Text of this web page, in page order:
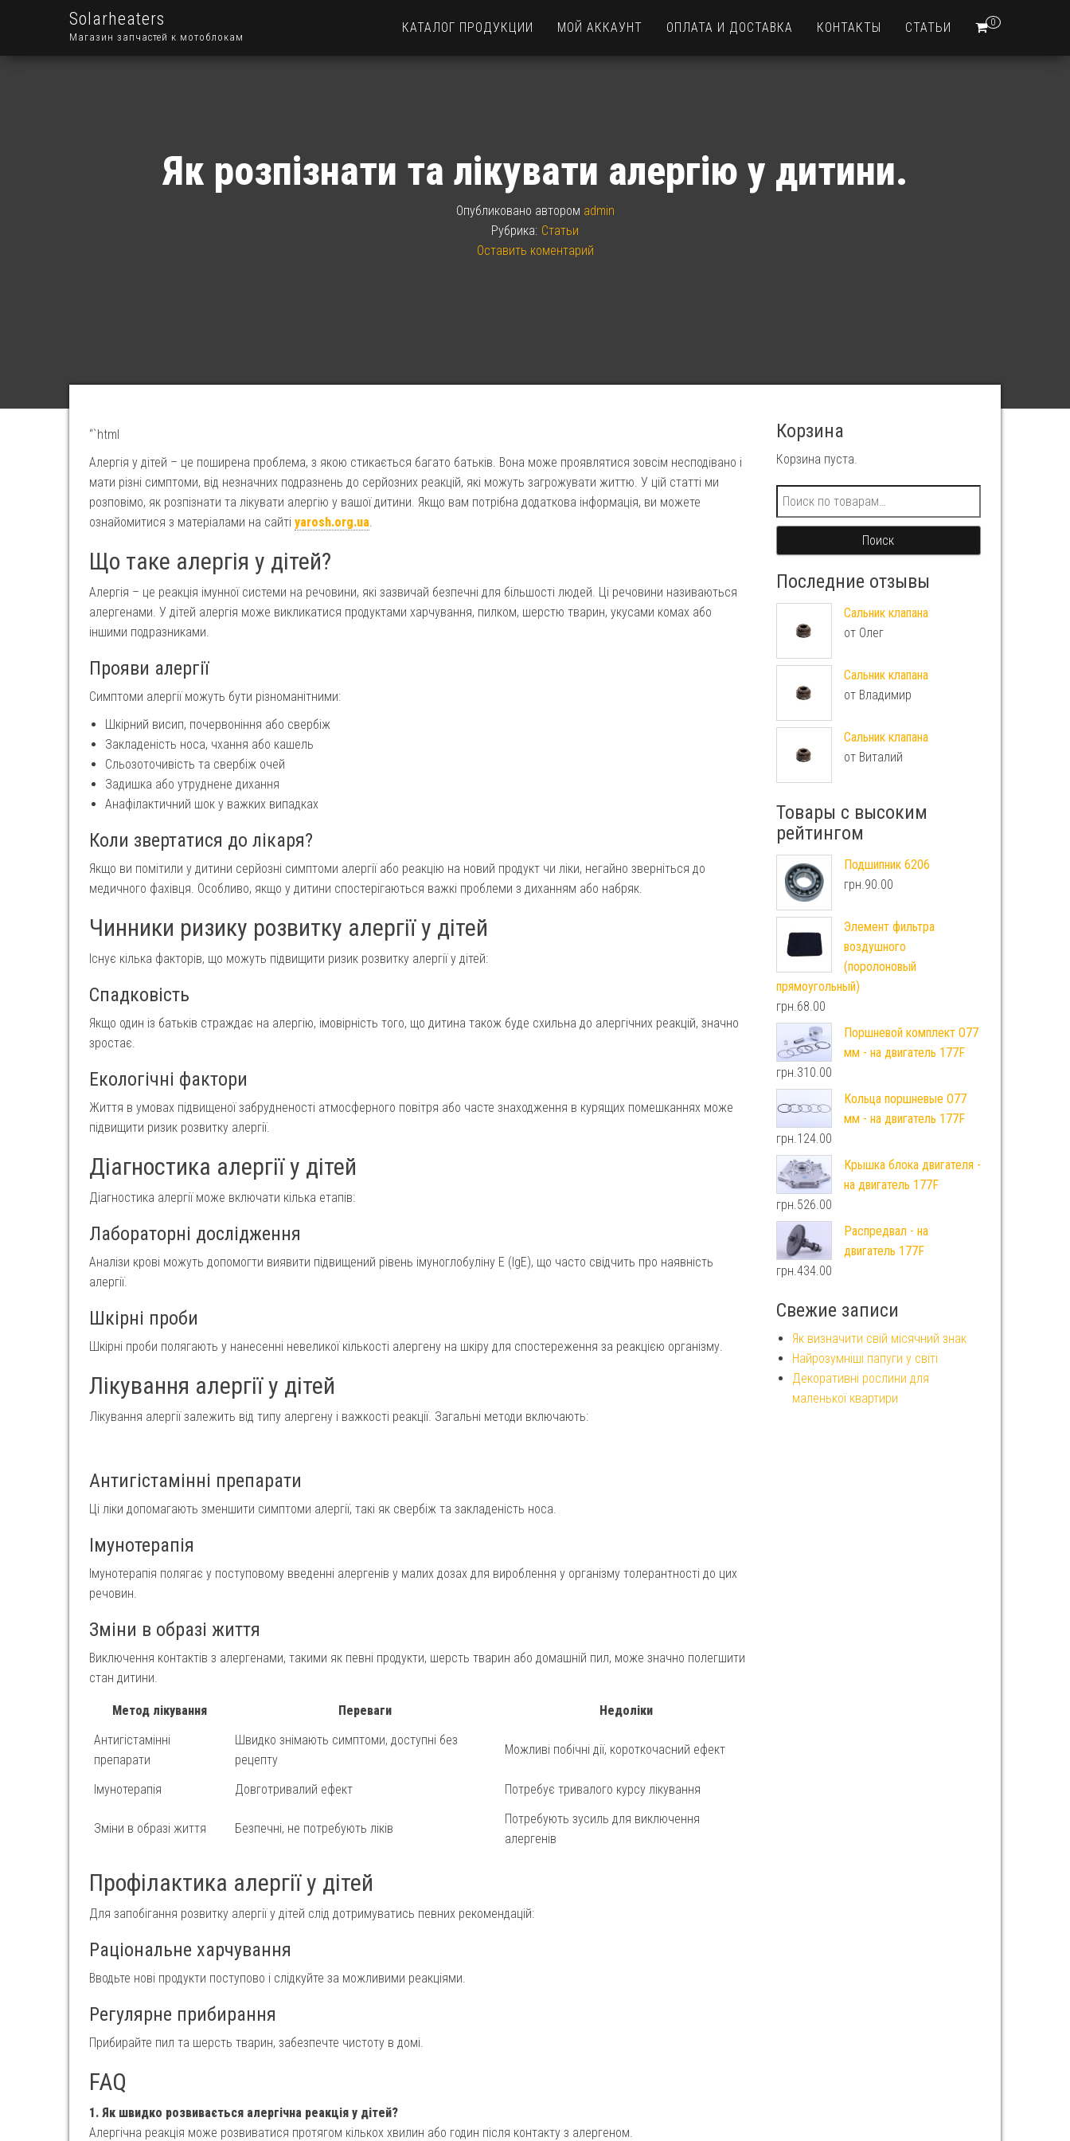
Solarheaters
Магазин запчастей к мотоблокам
0
КАТАЛОГ ПРОДУКЦИИ МОЙ АККАУНТ ОПЛАТА И ДОСТАВКА КОНТАКТЫ СТАТЬИ
Як розпізнати та лікувати алергію у дитини.
Опубликовано автором admin
Рубрика: Статьи
Оставить коментарий
“`html
Алергія у дітей – це поширена проблема, з якою стикається багато батьків. Вона може проявлятися зовсім несподівано і
мати різні симптоми, від незначних подразнень до серйозних реакцій, які можуть загрожувати життю. У цій статті ми
розповімо, як розпізнати та лікувати алергію у вашої дитини. Якщо вам потрібна додаткова інформація, ви можете
ознайомитися з матеріалами на сайті yarosh.org.ua.
Що таке алергія у дітей?
Алергія – це реакція імунної системи на речовини, які зазвичай безпечні для більшості людей. Ці речовини називаються
алергенами. У дітей алергія може викликатися продуктами харчування, пилком, шерстю тварин, укусами комах або
іншими подразниками.
Прояви алергії
Симптоми алергії можуть бути різноманітними:
Шкірний висип, почервоніння або свербіж
Закладеність носа, чхання або кашель
Сльозоточивість та свербіж очей
Задишка або утруднене дихання
Анафілактичний шок у важких випадках
Коли звертатися до лікаря?
Якщо ви помітили у дитини серйозні симптоми алергії або реакцію на новий продукт чи ліки, негайно зверніться до
медичного фахівця. Особливо, якщо у дитини спостерігаються важкі проблеми з диханням або набряк.
Чинники ризику розвитку алергії у дітей
Існує кілька факторів, що можуть підвищити ризик розвитку алергії у дітей:
Спадковість
Якщо один із батьків страждає на алергію, імовірність того, що дитина також буде схильна до алергічних реакцій, значно
зростає.
Екологічні фактори
Життя в умовах підвищеної забрудненості атмосферного повітря або часте знаходження в курящих помешканнях може
підвищити ризик розвитку алергії.
Діагностика алергії у дітей
Діагностика алергії може включати кілька етапів:
Лабораторні дослідження
Аналізи крові можуть допомогти виявити підвищений рівень імуноглобуліну E (IgE), що часто свідчить про наявність
алергії.
Шкірні проби
Шкірні проби полягають у нанесенні невеликої кількості алергену на шкіру для спостереження за реакцією організму.
Лікування алергії у дітей
Лікування алергії залежить від типу алергену і важкості реакції. Загальні методи включають:
Антигістамінні препарати
Ці ліки допомагають зменшити симптоми алергії, такі як свербіж та закладеність носа.
Імунотерапія
Імунотерапія полягає у поступовому введенні алергенів у малих дозах для вироблення у організму толерантності до цих
речовин.
Зміни в образі життя
Виключення контактів з алергенами, такими як певні продукти, шерсть тварин або домашній пил, може значно полегшити
стан дитини.
Метод лікування Переваги
Недоліки
Антигістамінні
препарати
Швидко знімають симптоми, доступні без
рецепту
Можливі побічні дії, короткочасний ефект
Імунотерапія Довготривалий ефект Потребує тривалого курсу лікування
Зміни в образі життя Безпечні, не потребують ліків
Потребують зусиль для виключення
алергенів
Профілактика алергії у дітей
Для запобігання розвитку алергії у дітей слід дотримуватись певних рекомендацій:
Раціональне харчування
Вводьте нові продукти поступово і слідкуйте за можливими реакціями.
Регулярне прибирання
Прибирайте пил та шерсть тварин, забезпечте чистоту в домі.
FAQ
1. Як швидко розвивається алергічна реакція у дітей?
Алергічна реакція може розвиватися протягом кількох хвилин або годин після контакту з алергеном.
Корзина
Корзина пуста.
Искать:
Поиск
Последние отзывы
Сальник клапана
от Олег
Сальник клапана
от Владимир
Сальник клапана
от Виталий
Товары с высоким
рейтингом
Подшипник 6206
грн.90.00
Элемент фильтра
воздушного
(поролоновый
прямоугольный)
грн.68.00
Поршневой комплект O77
мм - на двигатель 177F
грн.310.00
Кольца поршневые O77
мм - на двигатель 177F
грн.124.00
Крышка блока двигателя -
на двигатель 177F
грн.526.00
Распредвал - на
двигатель 177F
грн.434.00
Свежие записи
Як визначити свій місячний знак
Найрозумніші папуги у світі
Декоративні рослини для
маленької квартири